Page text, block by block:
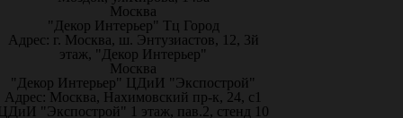
Москва
"Декор Интерьер" Тц Город
Адрес: г. Москва, ш. Энтузиастов, 12, 3й
этаж, "Декор Интерьер"
Москва
"Декор Интерьер" ЦДиИ "Экспострой"
Адрес: Москва, Нахимовский пр-к, 24, с1
"Экспострой" 1 этаж, пав.2, стенд 10